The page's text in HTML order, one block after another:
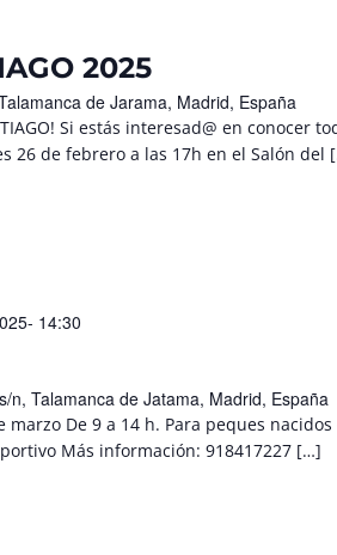
2025
de Jarama, Madrid, España
Si estás interesad@ en conocer
26 de febrero a las 17h en el Salón del
14:30
n, Talamanca de Jatama, Madrid, España
De 9 a 14 h. Para peques nacidos
Más información: 918417227 […]